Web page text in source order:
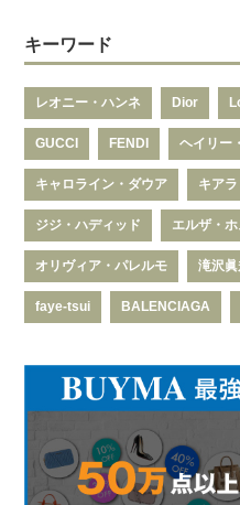
キーワード
レオニー・ハンネ Dior
GUCCI FENDI ヘイリー
キャロライン・ダウア キア
ジジ・ハディッド エルザ・ホ
オリヴィア・パレルモ 滝沢
faye-tsui BALENCIAGA